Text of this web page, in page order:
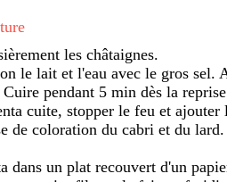
les châtaignes.
le lait et l'eau avec le gros sel.
Cuire pendant 5 min dès la
cuite, stopper le feu et ajouter
de coloration du cabri et du
dans un plat recouvert d'un